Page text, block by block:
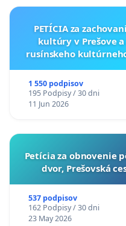
PETÍCIA za
kultúry v Prešove
rusínskeho
1 550 podpisov
195 Podpisy / 30 dni
11 Jun 2026
​Petícia za obnovenie
dvor, Prešovská
537 podpisov
162 Podpisy / 30 dni
23 May 2026